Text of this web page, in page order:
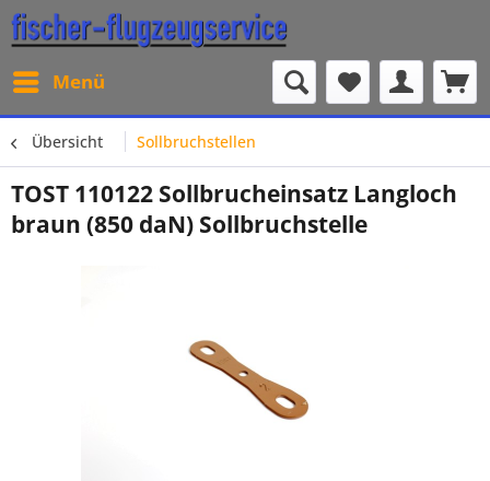
Menü
Übersicht Sollbruchstellen
TOST 110122 Sollbrucheinsatz Langloch
braun (850 daN) Sollbruchstelle